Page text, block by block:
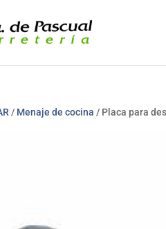
/ Menaje de cocina / Placa para